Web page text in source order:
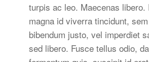
turpis ac leo. Maecenas libero.
magna id viverra tincidunt,
bibendum justo, vel imperdiet
sed libero. Fusce tellus odio,